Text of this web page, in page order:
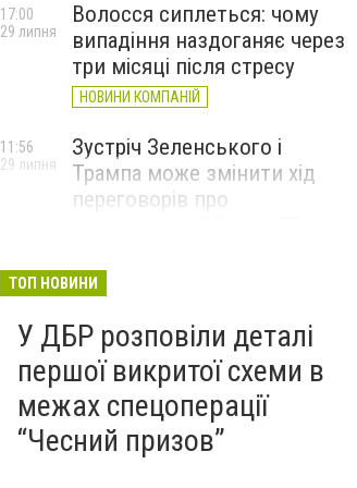
Волосся сиплеться: чому
випадіння наздоганяє через
три місяці після стресу
НОВИНИ КОМПАНІЙ
17:00
29 липня
Зустріч Зеленського і
Трампа може змінити хід
переговорів про
11:56
29 липня
ТОП НОВИНИ
У ДБР розповіли деталі
першої викритої схеми в
межах спецоперації
“Чесний призов”